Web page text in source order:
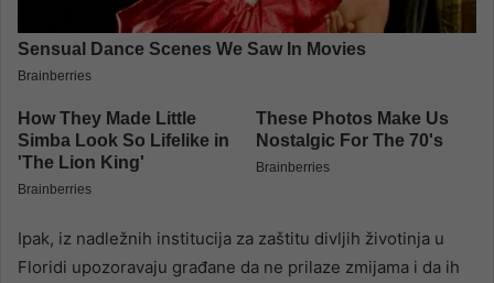
Ipak, iz nadležnih institucija za zaštitu divljih životinja u
Floridi upozoravaju građane da ne prilaze zmijama i da ih